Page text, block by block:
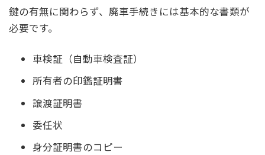
鍵の有無に関わらず、廃車手続きには基本的な書類が
必要です。
車検証（自動車検査証）
所有者の印鑑証明書
譲渡証明書
委任状
身分証明書のコピー